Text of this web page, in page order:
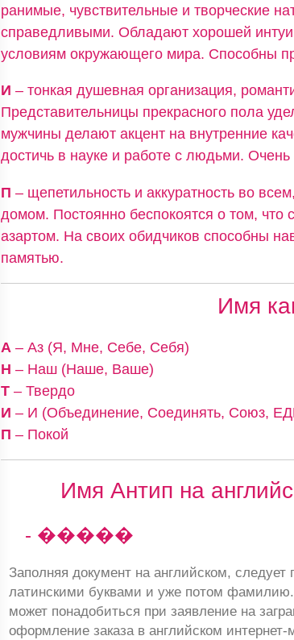
ранимые, чувствительные и творческие
справедливыми. Обладают хорошей
условиям окружающего мира. Способны
И – тонкая душевная организация,
Представительницы прекрасного пола
мужчины делают акцент на внутренние
достичь в науке и работе с людьми.
П – щепетильность и аккуратность во
домом. Постоянно беспокоятся о том,
азартом. На своих обидчиков способны
памятью.
Имя
А – Аз (Я, Мне, Себе, Себя)
Н – Наш (Наше, Ваше)
Т – Твердо
И – И (Объединение, Соединять, Союз,
П – Покой
Имя Антип на
- �����
Заполняя документ на английском,
латинскими буквами и уже потом
может понадобиться при заявление на
оформление заказа в английском интернет-